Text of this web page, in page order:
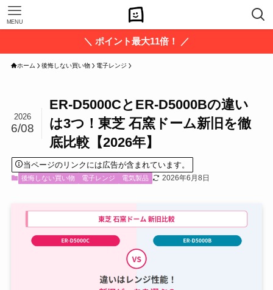
MENU
＼ ポイント最大11倍！ ／
ホーム 後悔しない買い物 電子レンジ
ER-D5000CとER-D5000Bの違い
は3つ！東芝 石窯ドーム新旧を徹
底比較【2026年】
2026
6/08
当ページのリンクには広告が含まれています。
後悔しない買い物 電子レンジ 電気製品 2026年6月8日